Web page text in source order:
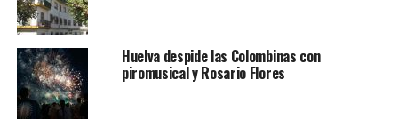
Huelva despide las Colombinas con
piromusical y Rosario Flores